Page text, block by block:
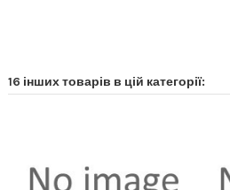
16 інших товарів в цій категорії: